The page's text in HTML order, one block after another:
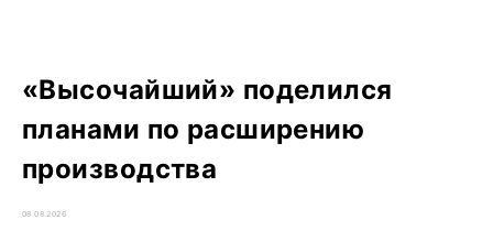
«Высочайший» поделился
планами по расширению
производства
08.08.2026